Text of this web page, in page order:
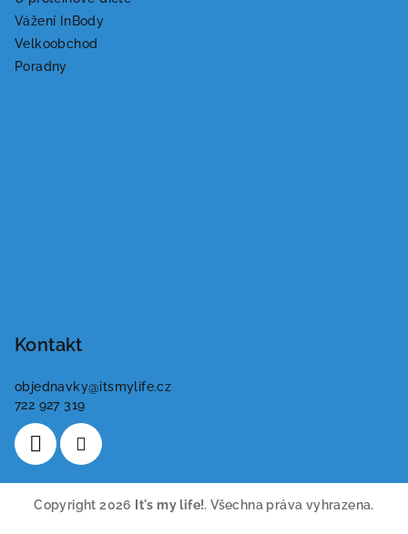
Vážení InBody
Velkoobchod
Poradny
Kontakt
objednavky@itsmylife.cz
722 927 319
Copyright 2026 It's my life!. Všechna práva vyhrazena.